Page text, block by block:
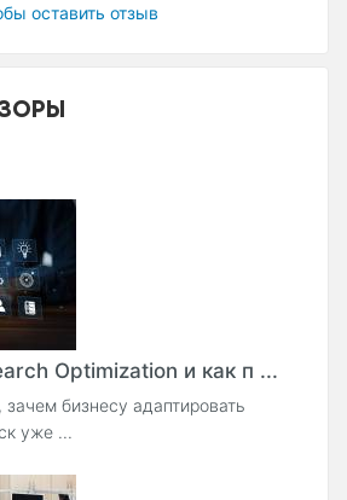
оставить отзыв
Optimization и как п ...
бизнесу адаптировать
уже ...